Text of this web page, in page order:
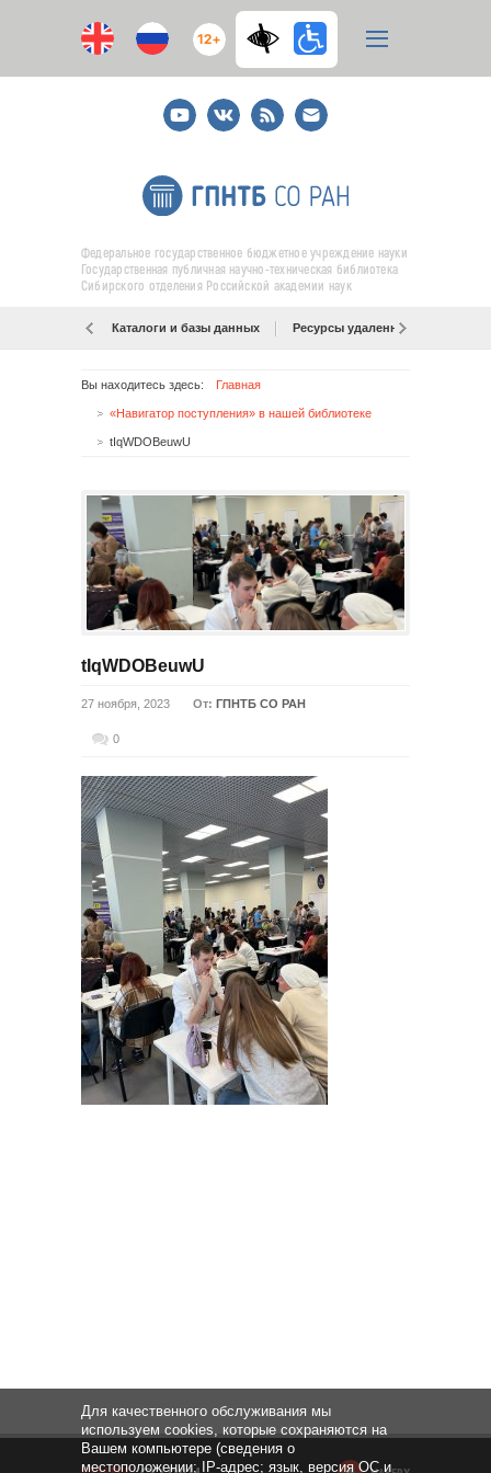
12+
YoutubeВКонтакте
RSS
E-
mail
подписка
Федеральное государственное бюджетное учреждение науки
Государственная публичная научно-техническая библиотека
Сибирского отделения Российской академии наук
Каталоги и базы данных Ресурсы удаленного доступа
Вы находитесь здесь: Главная
«Навигатор поступления» в нашей библиотеке
tIqWDOBeuwU
tIqWDOBeuwU
27 ноября, 2023 От: ГПНТБ СО РАН
0
Для качественного обслуживания мы
используем cookies, которые сохраняются на
Вашем компьютере (сведения о
местоположении; IP-адрес; язык, версия ОС и